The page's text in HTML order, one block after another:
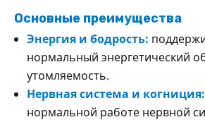
Основные преимущества
Энергия и бодрость:
нормальный энергетический
утомляемость.
Нервная система и когниция:
нормальной работе нервной